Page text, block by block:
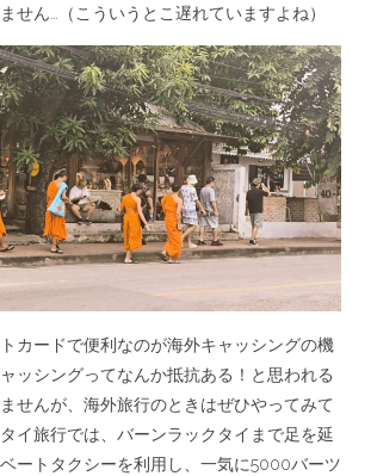
せん…（こういうとこ遅れていますよね）
カードで便利なのが海外キャッシングの機
ッシングってなんか抵抗ある！と思われる
せんが、海外旅行のときはぜひやってみて
イ旅行では、バーンラックタイまで足を延
ートタクシーを利用し、一気に5000バーツ